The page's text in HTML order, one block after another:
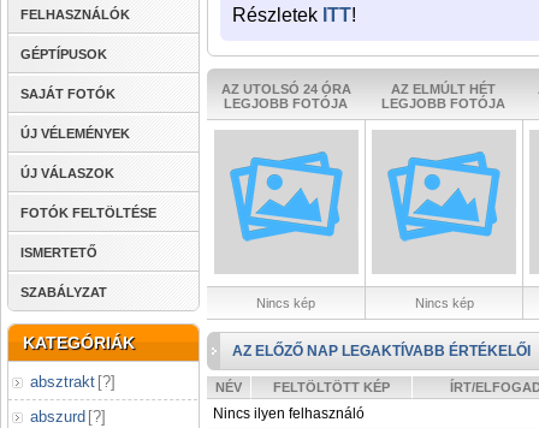
FELHASZNÁLÓK
GÉPTÍPUSOK
SAJÁT FOTÓK
ÚJ VÉLEMÉNYEK
ÚJ VÁLASZOK
FOTÓK FELTÖLTÉSE
ISMERTETŐ
SZABÁLYZAT
KATEGÓRIÁK
absztrakt [?]
abszurd [?]
Részletek ITT!
AZ UTOLSÓ 24 ÓRA
LEGJOBB FOTÓJA
AZ ELMÚLT HÉT
LEGJOBB FOTÓJA
Nincs kép Nincs kép
AZ ELŐZŐ NAP LEGAKTÍVABB ÉRTÉKELŐI
NÉV FELTÖLTÖTT KÉP ÍRT/
Nincs ilyen felhasználó